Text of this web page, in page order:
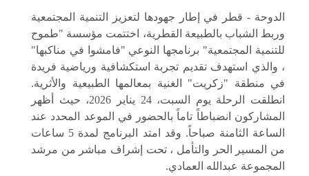
الدوحة - قطر في إطار جهودها لتعزيز التنمية المجتمعية
وربط الشباب بالطبيعة القطرية، اختتمت مؤسسة "طموح
للتنمية المجتمعية" برنامجها النوعي "فامشوا في مناكبها"
، والذي استهدف تقديم تجربة استكشافية ورياضية فريدة
في منطقة "زكريت" الغنية بمعالمها الطبيعية والأثرية.
انطلقت الرحلة يوم السبت، 24 يناير 2026، حيث أظهر
المشاركون انضباطاً تاماً بالحضور في الموعد المحدد عند
الساعة الثامنة صباحاً. وقد امتد البرنامج لمدة 5 ساعات
من المسير الحر والتأمل ، تحت إشراف مباشر من مرشد
المجموعة عبدالله العمادي.